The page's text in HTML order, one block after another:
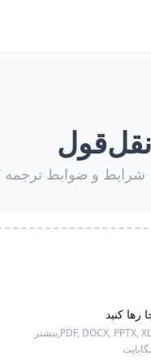
نقل‌قول
شرایط و ضوابط ترجمه
رها کنید
PDF, DOCX, PPTX, بیشتر